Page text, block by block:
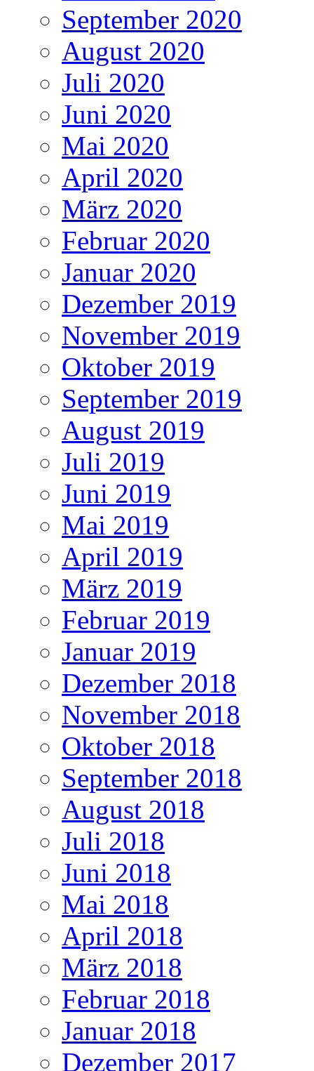
September 2020
August 2020
Juli 2020
Juni 2020
Mai 2020
April 2020
März 2020
Februar 2020
Januar 2020
Dezember 2019
November 2019
Oktober 2019
September 2019
August 2019
Juli 2019
Juni 2019
Mai 2019
April 2019
März 2019
Februar 2019
Januar 2019
Dezember 2018
November 2018
Oktober 2018
September 2018
August 2018
Juli 2018
Juni 2018
Mai 2018
April 2018
März 2018
Februar 2018
Januar 2018
Dezember 2017